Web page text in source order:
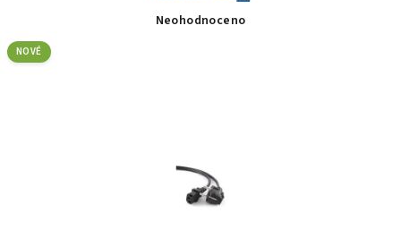
Průměrné
Neohodnoceno
NOVÉ